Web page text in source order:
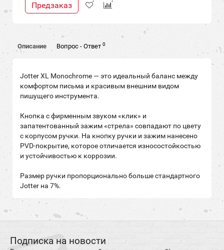
Предзаказ
Описание Вопрос - Ответ 0
Jotter XL Monochrome — это идеальный баланс между
комфортом письма и красивым внешним видом
пишущего инструмента.
Кнопка с фирменным звуком «клик» и
запатентованный зажим «стрела» совпадают по цвету
с корпусом ручки. На кнопку ручки и зажим нанесено
PVD-покрытие, которое отличается износостойкостью
и устойчивостью к коррозии.
Размер ручки пропорционально больше стандартного
Jotter на 7%.
Подписка на новости